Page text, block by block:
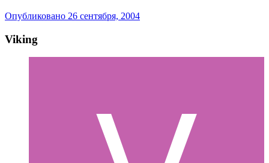
Опубликовано 26 сентября, 2004
Viking